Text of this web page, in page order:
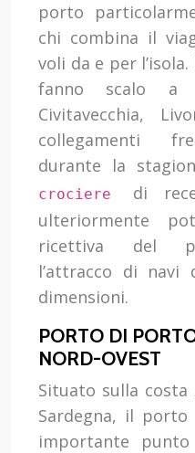
porto
chi combina il
voli da e per
fanno scalo a
Civitavecchia,
collegamenti
durante la
crociere di
ulteriormente
ricettiva del
l’attracco di navi
dimensioni.
PORTO DI
NORD-OVEST
Situato sulla costa
Sardegna, il
importante